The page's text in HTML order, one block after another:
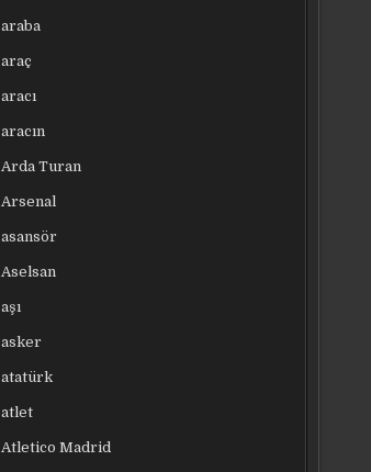
araba
araç
aracı
aracın
Arda Turan
Arsenal
asansör
Aselsan
aşı
asker
atatürk
atlet
Atletico Madrid